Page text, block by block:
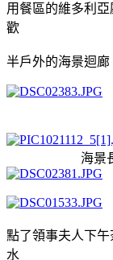
用餐區的維多利亞
歡
半戶外的海景迴廊
室內
海景長廊
點了領事夫人下午
水